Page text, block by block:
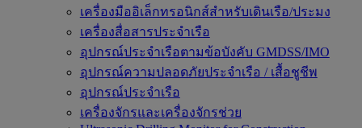
เครื่องมืออิเล็กทรอนิกส์สำหรับเดินเรือ/ประมง
เครื่องสื่อสารประจำเรือ
อุปกรณ์ประจำเรือตามข้อบังคับ GMDSS/IMO
อุปกรณ์ความปลอดภัยประจำเรือ / เสื้อชูชีพ
อุปกรณ์ประจำเรือ
เครื่องจักรและเครื่องจักรช่วย